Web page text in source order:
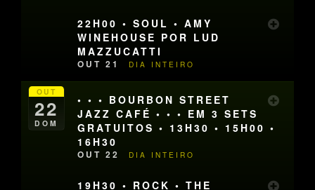
22H00 • SOUL • AMY
WINEHOUSE POR LUD
MAZZUCATTI
OUT 21 DIA INTEIRO
OUT
22
DOM
• • • BOURBON STREET
JAZZ CAFÉ • • • EM 3 SETS
GRATUITOS • 13H30 • 15H00 •
16H30
OUT 22 DIA INTEIRO
19H30 • ROCK • THE